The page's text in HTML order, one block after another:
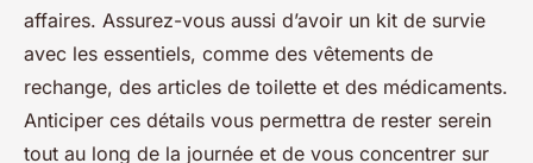
affaires. Assurez-vous aussi d’avoir un kit de survie
avec les essentiels, comme des vêtements de
rechange, des articles de toilette et des médicaments.
Anticiper ces détails vous permettra de rester serein
tout au long de la journée et de vous concentrer sur